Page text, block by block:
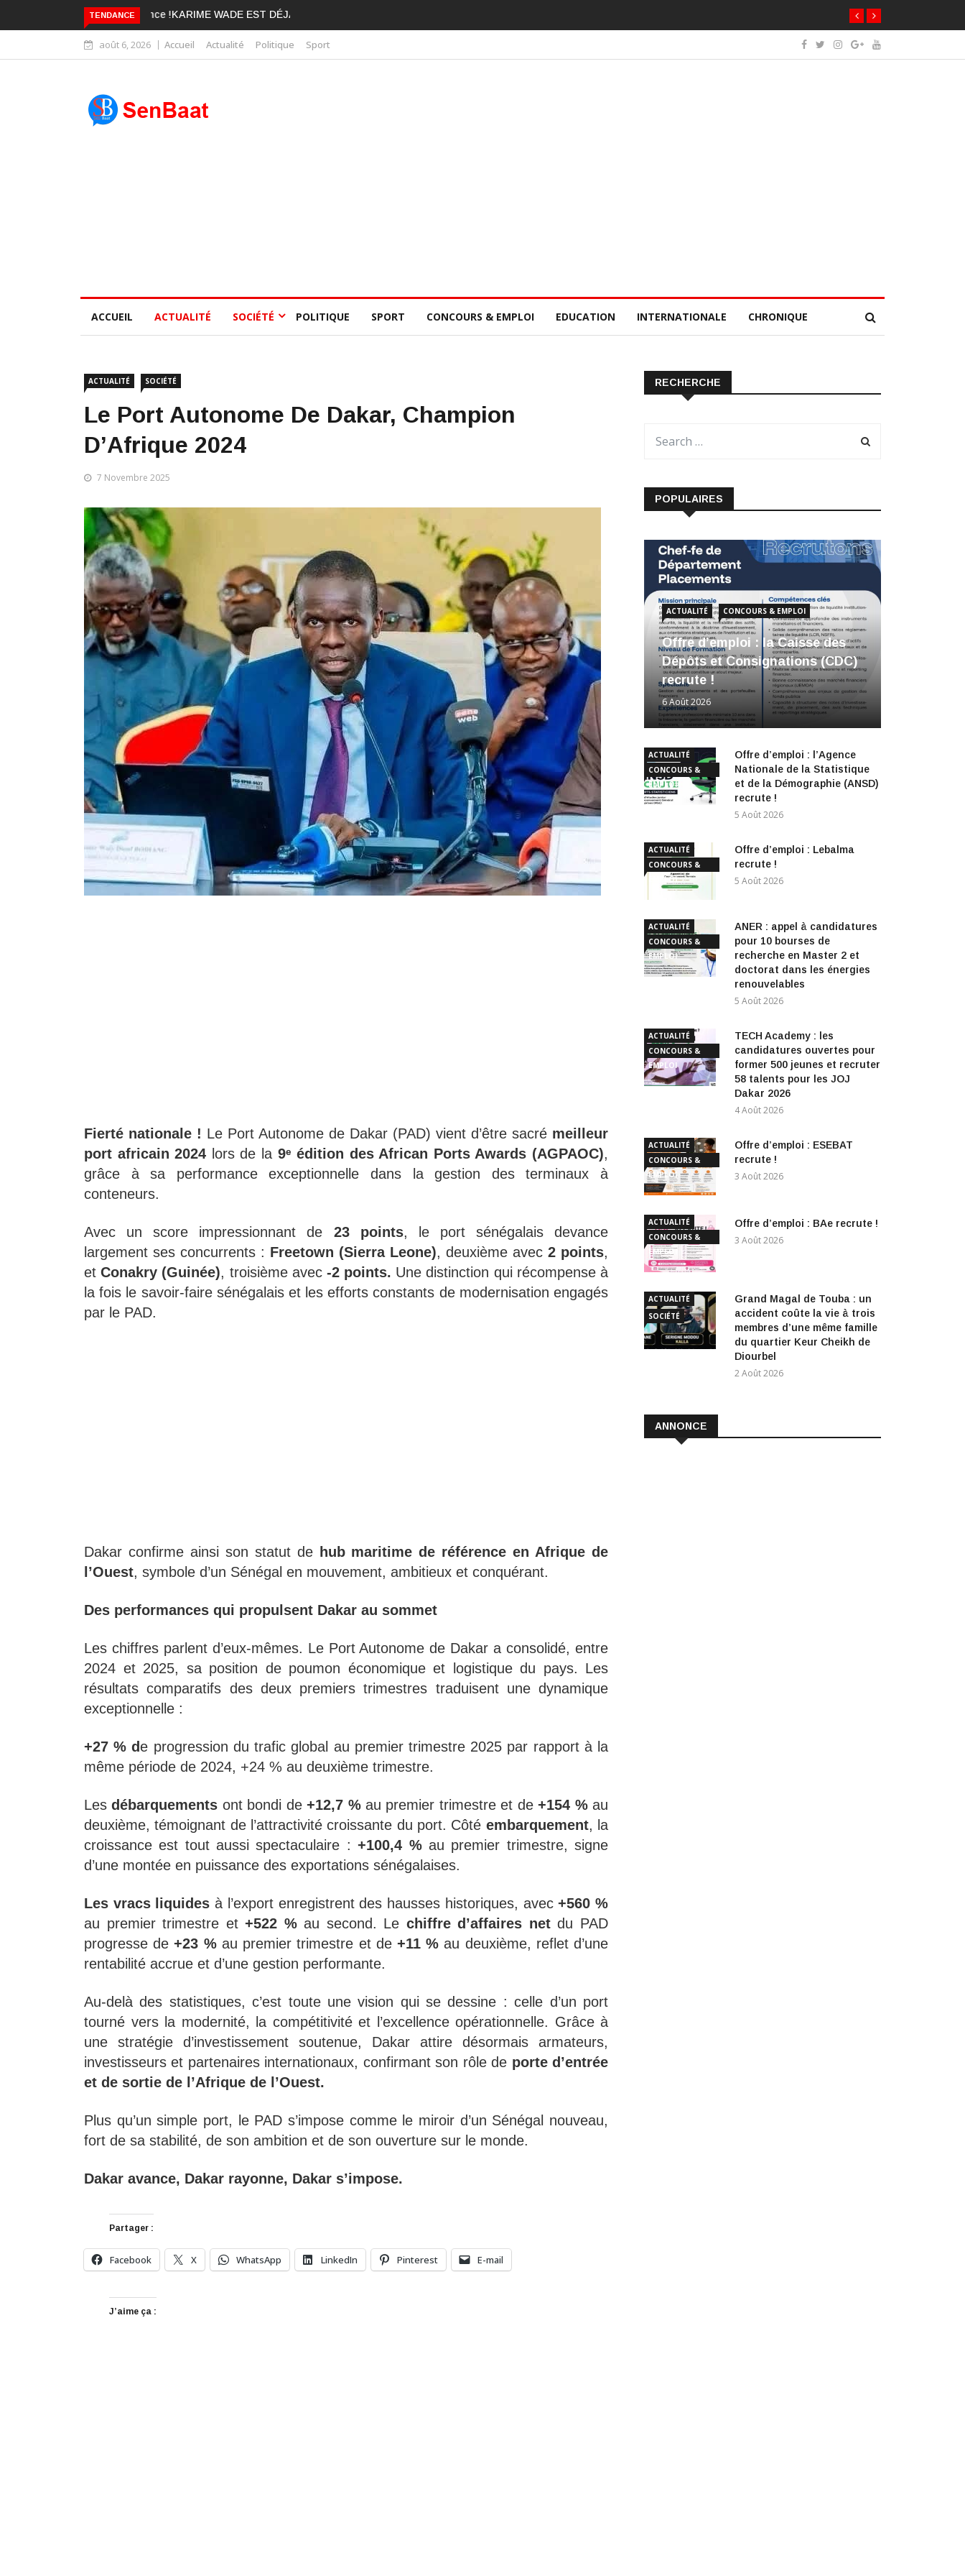
TENDANCE KARIME WADE EST DÉJÀ BLANCHI PAR LA CONSCIENCE COLLECTIVE DES SÉNÉGALAIS
août 6, 2026 Accueil Actualité Politique Sport
ACCUEIL ACTUALITÉ SOCIÉTÉ POLITIQUE SPORT CONCOURS & EMPLOI EDUCATION INTERNATIONALE CHRONIQUE
ACTUALITÉ SOCIÉTÉ
Le Port Autonome De Dakar, Champion
D’Afrique 2024
7 Novembre 2025
Fierté nationale ! Le Port Autonome de Dakar (PAD) vient d’être sacré meilleur
port africain 2024 lors de la 9ᵉ édition des African Ports Awards (AGPAOC),
grâce à sa performance exceptionnelle dans la gestion des terminaux à
conteneurs.
Avec un score impressionnant de 23 points, le port sénégalais devance
largement ses concurrents : Freetown (Sierra Leone), deuxième avec 2 points,
etConakry (Guinée), troisième avec -2 points. Une distinction qui récompense à
la fois le savoir-faire sénégalais et les efforts constants de modernisation engagés
par le PAD.
Dakar confirme ainsi son statut de hub maritime de référence en Afrique de
l’Ouest, symbole d’un Sénégal en mouvement, ambitieux et conquérant.
Des performances qui propulsent Dakar au sommet
Les chiffres parlent d’eux-mêmes. Le Port Autonome de Dakar a consolidé, entre
2024 et 2025, sa position de poumon économique et logistique du pays. Les
résultats comparatifs des deux premiers trimestres traduisent une dynamique
exceptionnelle :
+27 % de progression du trafic global au premier trimestre 2025 par rapport à la
même période de 2024, +24 % au deuxième trimestre.
Lesdébarquements ont bondi de+12,7 %au premier trimestre et de+154 %au
deuxième, témoignant de l’attractivité croissante du port. Côté embarquement, la
croissance est tout aussi spectaculaire : +100,4 %au premier trimestre, signe
d’une montée en puissance des exportations sénégalaises.
Les vracs liquides à l’export enregistrent des hausses historiques, avec+560 %
au premier trimestre et+522 %au second. Le chiffre d’affaires netdu PAD
progresse de+23 %au premier trimestre et de +11 % au deuxième, reflet d’une
rentabilité accrue et d’une gestion performante.
Au-delà des statistiques, c’est toute une vision qui se dessine : celle d’un port
tourné vers la modernité, la compétitivité et l’excellence opérationnelle. Grâce à
une stratégie d’investissement soutenue, Dakar attire désormais armateurs,
investisseurs et partenaires internationaux, confirmant son rôle de porte d’entrée
et de sortie de l’Afrique de l’Ouest.
Plus qu’un simple port, le PAD s’impose comme le miroir d’un Sénégal nouveau,
fort de sa stabilité, de son ambition et de son ouverture sur le monde.
Dakar avance, Dakar rayonne, Dakar s’impose.
Partager :
Facebook X WhatsApp LinkedIn Pinterest E-mail
J’aime ça :
RECHERCHE
POPULAIRES
ACTUALITÉ CONCOURS & EMPLOI
Offre d’emploi : la Caisse des
Dépôts et Consignations (CDC)
recrute !
6 Août 2026
ACTUALITÉ
CONCOURS &
EMPLOI
Offre d’emploi : l’Agence
Nationale de la Statistique
et de la Démographie (ANSD)
recrute !
5 Août 2026
ACTUALITÉ
CONCOURS &
EMPLOI
Offre d’emploi : Lebalma
recrute !
5 Août 2026
ACTUALITÉ
CONCOURS &
EMPLOI
ANER : appel à candidatures
pour 10 bourses de
recherche en Master 2 et
doctorat dans les énergies
renouvelables
5 Août 2026
ACTUALITÉ
CONCOURS &
EMPLOI
TECH Academy : les
candidatures ouvertes pour
former 500 jeunes et recruter
58 talents pour les JOJ
Dakar 2026
4 Août 2026
ACTUALITÉ
CONCOURS &
EMPLOI
Offre d’emploi : ESEBAT
recrute !
3 Août 2026
ACTUALITÉ
CONCOURS &
EMPLOI
Offre d’emploi : BAe recrute !
3 Août 2026
ACTUALITÉ
SOCIÉTÉ
Grand Magal de Touba : un
accident coûte la vie à trois
membres d’une même famille
du quartier Keur Cheikh de
Diourbel
2 Août 2026
ANNONCE